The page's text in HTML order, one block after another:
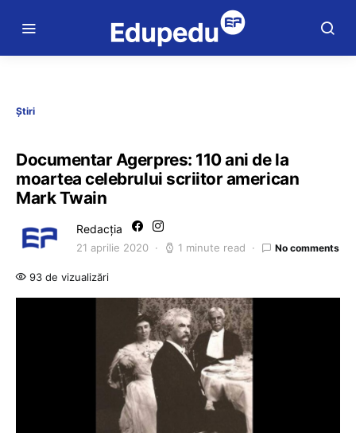
Știri
Documentar Agerpres: 110 ani de la
moartea celebrului scriitor american
Mark Twain
Redacția
21 aprilie 2020 1 minute read No comments
93 de vizualizări